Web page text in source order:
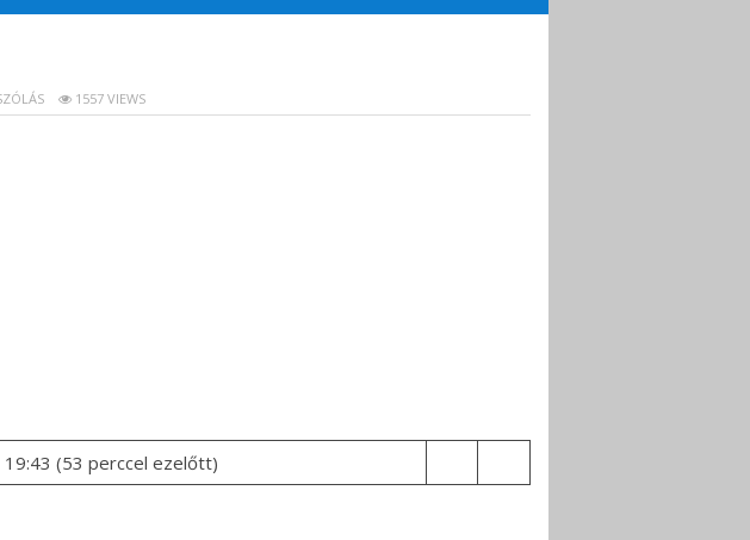
1557 VIEWS
19:43 (53 perccel ezelőtt)